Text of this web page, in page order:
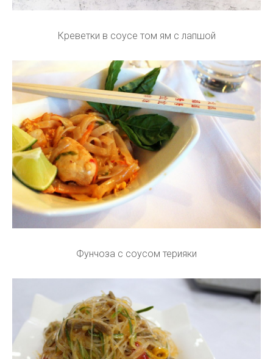
Креветки в соусе том ям с лапшой
Фунчоза с соусом терияки